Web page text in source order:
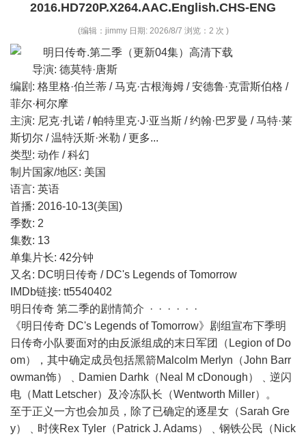
2016.HD720P.X264.AAC.English.CHS-ENG
(编辑：jimmy 日期: 2026/8/7 浏览：2 次 )
导演: 德莫特·唐斯
编剧: 格里格·伯兰蒂 / 马克·古根海姆 / 安德鲁·克雷斯伯格 /
菲尔·柯尔摩
主演: 尼克·扎诺 / 帕特里克·J·亚当斯 / 约翰·巴罗曼 / 马特·莱
斯切尔 / 温特沃斯·米勒 / 更多...
类型: 动作 / 科幻
制片国家/地区: 美国
语言: 英语
首播: 2016-10-13(美国)
季数: 2
集数: 13
单集片长: 42分钟
又名: DC明日传奇 / DC's Legends of Tomorrow
IMDb链接: tt5540402
明日传奇 第二季的剧情简介 · · · · · ·
《明日传奇 DC's Legends of Tomorrow》剧组宣布下季明
日传奇小队要面对的由反派组成的末日军团（Legion of Do
om），其中确定成员包括黑箭Malcolm Merlyn（John Barr
owman饰）﹑Damien Darhk（Neal M cDonough）﹑逆闪
电（Matt Letscher）及冷冻队长（Wentworth Miller）。
至于正义一方也会加员，除了已确定的逐星女（Sarah Gre
y）﹑时侠Rex Tyler（Patrick J. Adams）﹑钢铁公民（Nick